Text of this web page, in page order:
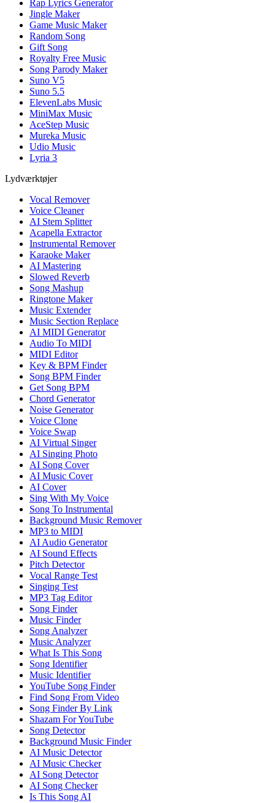
Rap Lyrics Generator
Jingle Maker
Game Music Maker
Random Song
Gift Song
Royalty Free Music
Song Parody Maker
Suno V5
Suno 5.5
ElevenLabs Music
MiniMax Music
AceStep Music
Mureka Music
Udio Music
Lyria 3
Lydværktøjer
Vocal Remover
Voice Cleaner
AI Stem Splitter
Acapella Extractor
Instrumental Remover
Karaoke Maker
AI Mastering
Slowed Reverb
Song Mashup
Ringtone Maker
Music Extender
Music Section Replace
AI MIDI Generator
Audio To MIDI
MIDI Editor
Key & BPM Finder
Song BPM Finder
Get Song BPM
Chord Generator
Noise Generator
Voice Clone
Voice Swap
AI Virtual Singer
AI Singing Photo
AI Song Cover
AI Music Cover
AI Cover
Sing With My Voice
Song To Instrumental
Background Music Remover
MP3 to MIDI
AI Audio Generator
AI Sound Effects
Pitch Detector
Vocal Range Test
Singing Test
MP3 Tag Editor
Song Finder
Music Finder
Song Analyzer
Music Analyzer
What Is This Song
Song Identifier
Music Identifier
YouTube Song Finder
Find Song From Video
Song Finder By Link
Shazam For YouTube
Song Detector
Background Music Finder
AI Music Detector
AI Music Checker
AI Song Detector
AI Song Checker
Is This Song AI